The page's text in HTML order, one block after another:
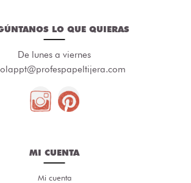
LO QUE QUIERAS
De lunes a viernes
MI CUENTA
Mi cuenta